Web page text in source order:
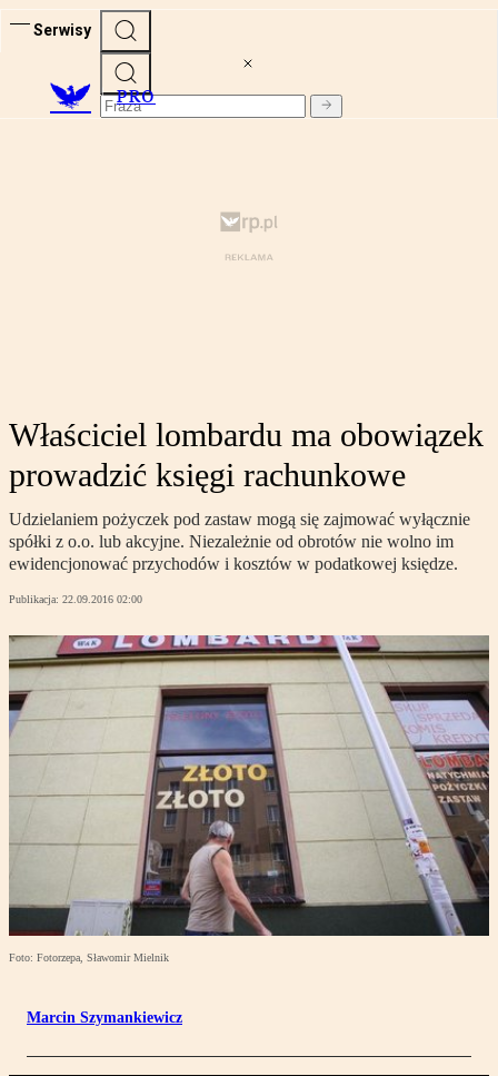
Serwisy
PRO
Właściciel lombardu ma obowiązek
prowadzić księgi rachunkowe
Udzielaniem pożyczek pod zastaw mogą się zajmować wyłącznie
spółki z o.o. lub akcyjne. Niezależnie od obrotów nie wolno im
ewidencjonować przychodów i kosztów w podatkowej księdze.
Publikacja: 22.09.2016 02:00
Foto: Fotorzepa, Sławomir Mielnik
Marcin Szymankiewicz